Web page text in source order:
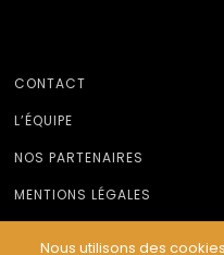
CONTACT
L’ÉQUIPE
NOS PARTENAIRES
MENTIONS LÉGALES
Nous utilisons des